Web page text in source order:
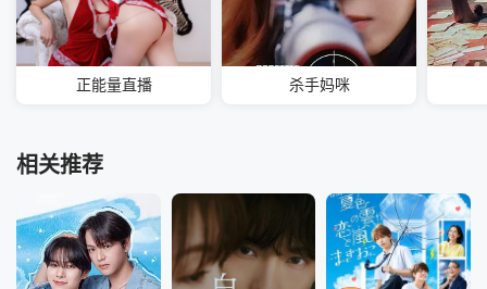
正能量直播 杀手妈咪
相关推荐